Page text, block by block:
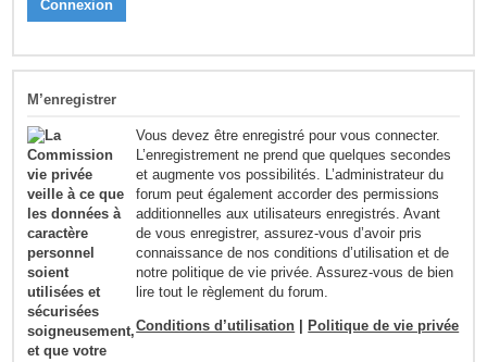
M’enregistrer
Vous devez être enregistré pour vous connecter.
L’enregistrement ne prend que quelques secondes
et augmente vos possibilités. L’administrateur du
forum peut également accorder des permissions
additionnelles aux utilisateurs enregistrés. Avant
de vous enregistrer, assurez-vous d’avoir pris
connaissance de nos conditions d’utilisation et de
notre politique de vie privée. Assurez-vous de bien
lire tout le règlement du forum.
Conditions d’utilisation Politique de vie privée